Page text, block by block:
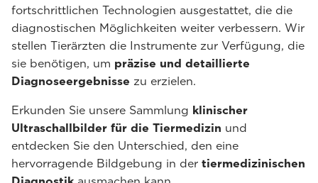
fortschrittlichen Technologien ausgestattet, die die
diagnostischen Möglichkeiten weiter verbessern. Wir
stellen Tierärzten die Instrumente zur Verfügung, die
sie benötigen, um präzise und detaillierte
Diagnoseergebnisse zu erzielen.
Erkunden Sie unsere Sammlung klinischer
Ultraschallbilder für die Tiermedizin und
entdecken Sie den Unterschied, den eine
hervorragende Bildgebung in der tiermedizinischen